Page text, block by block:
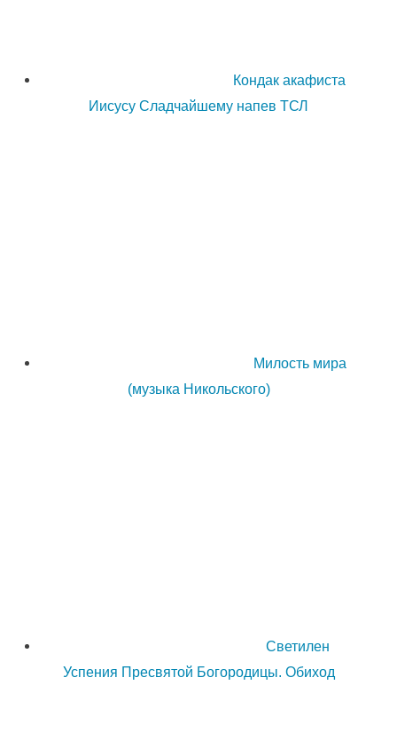
Кондак акафиста
Иисусу Сладчайшему напев ТСЛ
Милость мира
(музыка Никольского)
Светилен
Успения Пресвятой Богородицы. Обиход